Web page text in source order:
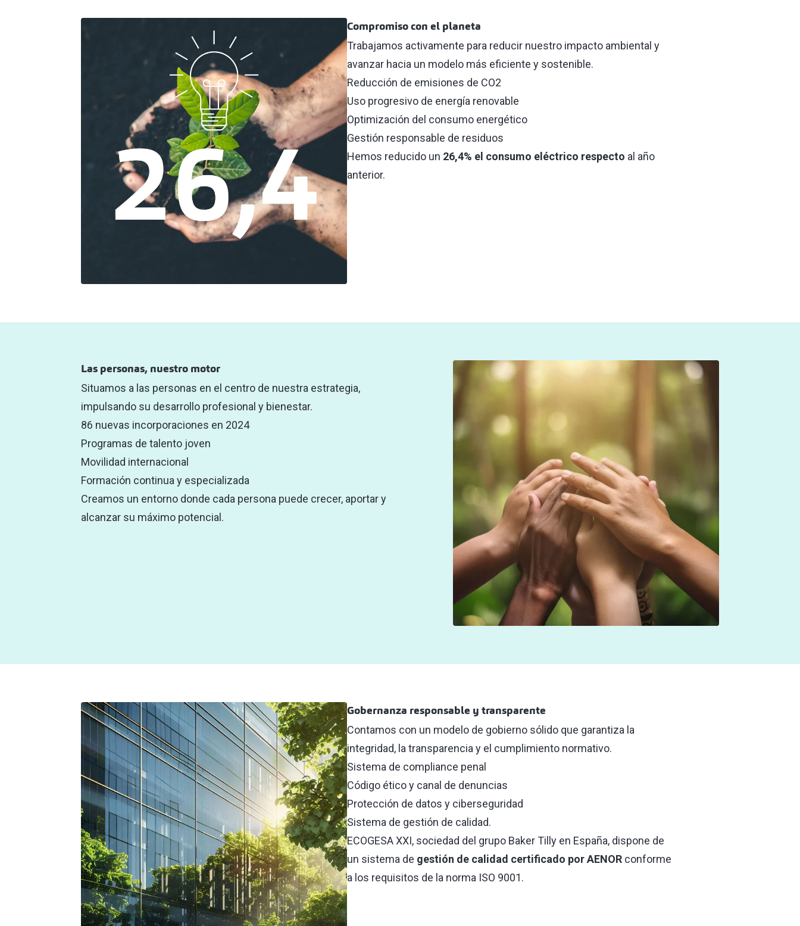
Compromiso con el planeta
Trabajamos activamente para reducir nuestro impacto ambiental y
avanzar hacia un modelo más eficiente y sostenible.
Reducción de emisiones de CO2
Uso progresivo de energía renovable
Optimización del consumo energético
Gestión responsable de residuos
Hemos reducido un 26,4% el consumo eléctrico respecto al año
anterior.
Las personas, nuestro motor
Situamos a las personas en el centro de nuestra estrategia,
impulsando su desarrollo profesional y bienestar.
86 nuevas incorporaciones en 2024
Programas de talento joven
Movilidad internacional
Formación continua y especializada
Creamos un entorno donde cada persona puede crecer, aportar y
alcanzar su máximo potencial.
Gobernanza responsable y transparente
Contamos con un modelo de gobierno sólido que garantiza la
integridad, la transparencia y el cumplimiento normativo.
Sistema de compliance penal
Código ético y canal de denuncias
Protección de datos y ciberseguridad
Sistema de gestión de calidad.
ECOGESA XXI, sociedad del grupo Baker Tilly en España, dispone de
un sistema de gestión de calidad certificado por AENORconforme
a los requisitos de la norma ISO 9001.